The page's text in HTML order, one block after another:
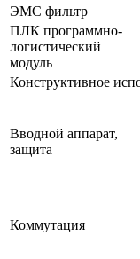
ЭМС фильтр
ПЛК программно-
логистический
модуль
Конструктивное
Вводной аппарат,
защита
Коммутация